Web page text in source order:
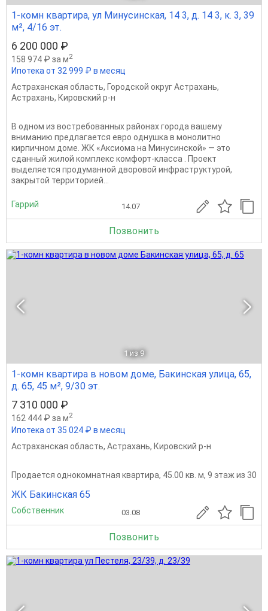
1-комн квартира, ул Минусинская, 14 3, д. 14 3, к. 3, 39
м², 4/16 эт.
6 200 000 ₽
158 974 ₽ за м2
Ипотека от 32 999 ₽ в месяц
Астраханская область, Городской округ Астрахань,
Астрахань, Кировский р-н
В одном из востребованных районах города вашему
вниманию предлагается евро однушка в монолитно
кирпичном доме. ЖК «Аксиома на Минусинской» — это
сданный жилой комплекс комфорт-класса . Проект
выделяется продуманной дворовой инфраструктурой,
закрытой территорией...
Гаррий 14.07
Позвонить
1 из 9
1-комн квартира в новом доме, Бакинская улица, 65,
д. 65, 45 м², 9/30 эт.
7 310 000 ₽
162 444 ₽ за м2
Ипотека от 35 024 ₽ в месяц
Астраханская область, Астрахань, Кировский р-н
Продается однокомнатная квартира, 45.00 кв. м, 9 этаж из 30
ЖК Бакинская 65
Собственник 03.08
Позвонить